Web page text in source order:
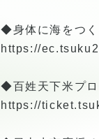
◆身体に海をつく
https://
◆百姓天下米プロ
https://